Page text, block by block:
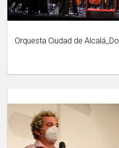
Orquesta Ciudad de